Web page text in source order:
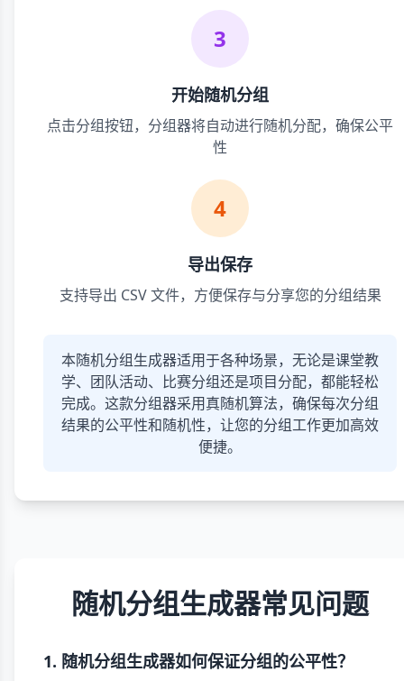
3
开始随机分组
点击分组按钮，分组器将自动进行随机分配，确保公平
性
4
导出保存
支持导出 CSV 文件，方便保存与分享您的分组结果
本随机分组生成器适用于各种场景，无论是课堂教
学、团队活动、比赛分组还是项目分配，都能轻松
完成。这款分组器采用真随机算法，确保每次分组
结果的公平性和随机性，让您的分组工作更加高效
便捷。
随机分组生成器常见问题
1. 随机分组生成器如何保证分组的公平性？